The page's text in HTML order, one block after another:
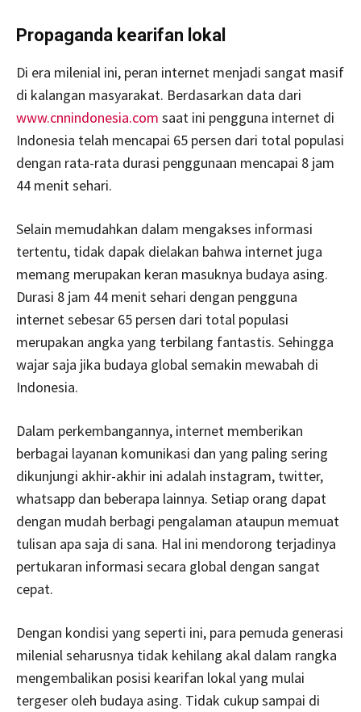
Propaganda kearifan lokal
Di era milenial ini, peran internet menjadi sangat masif
di kalangan masyarakat. Berdasarkan data dari
www.cnnindonesia.com saat ini pengguna internet di
Indonesia telah mencapai 65 persen dari total populasi
dengan rata-rata durasi penggunaan mencapai 8 jam
44 menit sehari.
Selain memudahkan dalam mengakses informasi
tertentu, tidak dapak dielakan bahwa internet juga
memang merupakan keran masuknya budaya asing.
Durasi 8 jam 44 menit sehari dengan pengguna
internet sebesar 65 persen dari total populasi
merupakan angka yang terbilang fantastis. Sehingga
wajar saja jika budaya global semakin mewabah di
Indonesia.
Dalam perkembangannya, internet memberikan
berbagai layanan komunikasi dan yang paling sering
dikunjungi akhir-akhir ini adalah instagram, twitter,
whatsapp dan beberapa lainnya. Setiap orang dapat
dengan mudah berbagi pengalaman ataupun memuat
tulisan apa saja di sana. Hal ini mendorong terjadinya
pertukaran informasi secara global dengan sangat
cepat.
Dengan kondisi yang seperti ini, para pemuda generasi
milenial seharusnya tidak kehilang akal dalam rangka
mengembalikan posisi kearifan lokal yang mulai
tergeser oleh budaya asing. Tidak cukup sampai di